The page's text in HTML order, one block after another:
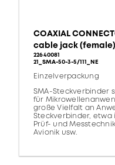
COAXIAL
cable jack (female)
22640081
21_SMA-50-3-5/111_NE
Einzelverpackung
SMA-Steckverbinder
für
große Vielfalt an
Steckverbinder, etwa
Prüf- und
Avionik usw.